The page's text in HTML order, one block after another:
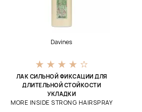
Davines
ЛАК СИЛЬНОЙ ФИКСАЦИИ ДЛЯ
ДЛИТЕЛЬНОЙ СТОЙКОСТИ
УКЛАДКИ
MORE INSIDE STRONG HAIRSPRAY